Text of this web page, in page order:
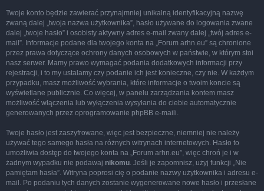
Twoje konto będzie zawierać przynajmniej unikalną identyfikacyjną nazwę
zwaną dalej „twoja nazwa użytkownika”, hasło używane do logowania zwane
dalej „twoje hasło” i osobisty aktywny adres e-mail zwany dalej „twój adres e-
mail”. Informacje podane dla twojego konta na „Forum arhn.eu” są chronione
przez prawa dotyczące ochrony danych osobowych w państwie, w którym stoi
nasz serwer. Mamy prawo wymagać podania dodatkowych informacji przy
rejestracji, i to my ustalamy czy podanie ich jest konieczne, czy nie. W każdym
przypadku, masz możliwość wybrania, które informacje o twoim koncie są
wyświetlane publicznie. Co więcej, w panelu zarządzania kontem masz
możliwość włączenia lub wyłączenia wysyłania do ciebie automatycznie
generowanych przez oprogramowanie phpBB e-maili.
Twoje hasło jest zaszyfrowane, więc jest bezpieczne, niemniej nie należy
używać tego samego hasła na różnych witrynach internetowych. Hasło to
umożliwia dostęp do twojego konta na „Forum arhn.eu”, więc chroń je i w
żadnym wypadku nie podawaj nikomu. Jeśli je zapomnisz, użyj funkcji „Nie
pamiętam hasła”. Witryna poprosi cię o podanie nazwy użytkownika i adresu e-
mail. Po podaniu tych danych zostanie wygenerowane nowe hasło i przesłane